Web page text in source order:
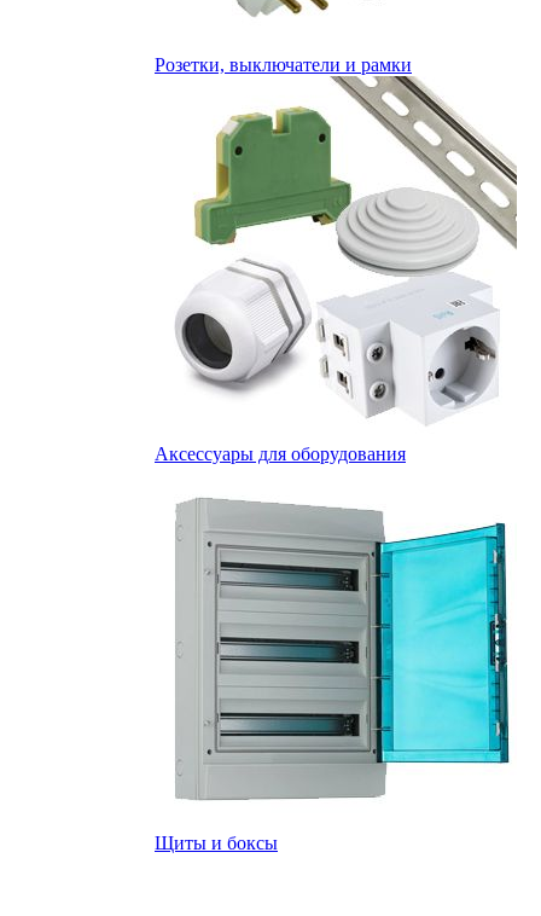
Розетки, выключатели и рамки
Аксессуары для оборудования
Щиты и боксы